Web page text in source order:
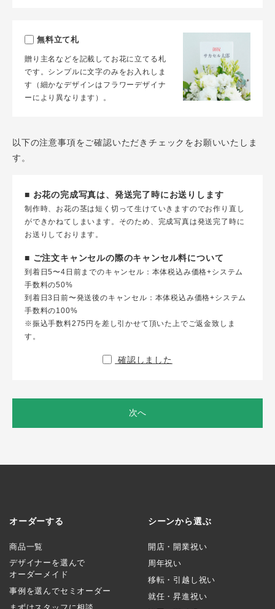
無料立て札
贈り主名などを記載してお花に立てる札
です。シンプルに文字のみをお入れしま
す（細かなデザインはフラワーデザイナ
ーにより異なります）。
以下の注意事項をご確認いただきチェックをお願いいたしま
す。
■ お花の完成写真は、発送完了時にお送りします
制作時、お花の茎は短く切って生けていきますのでお作り直し
ができかねてしまいます。そのため、完成写真は発送完了時に
お送りしております。
■ ご注文キャンセルの際のキャンセル料について
到着日5〜4日前までのキャンセル：本体税込み価格+システム
手数料の50%
到着日3日前〜発送後のキャンセル：本体税込み価格+システム
手数料の100%
※振込手数料275円を差し引かせて頂いた上でご返金致しま
す。
確認しました
次へ
オーダーする
商品一覧
デザイナーを選んで
オーダーメイド
事例を選んでセミオーダー
シーンから選ぶ
開店・開業祝い
周年祝い
移転・引越し祝い
就任・昇進祝い